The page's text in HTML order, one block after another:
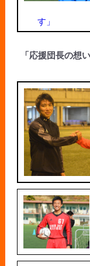
す」
「応援団長の想